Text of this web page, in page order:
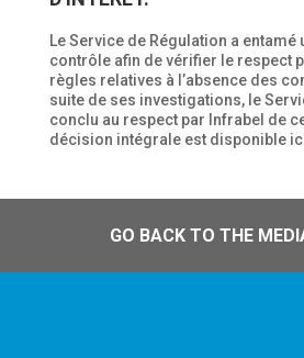
Le Service de Régulation a
contrôle afin de vérifier le respect
règles relatives à l’absence des
suite de ses investigations, le
conclu au respect par Infrabel de
décision intégrale est disponible
GO BACK TO THE